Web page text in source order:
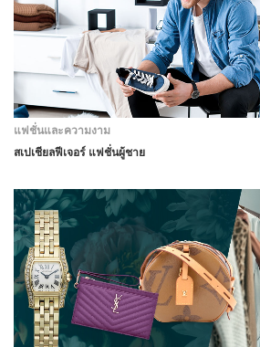
แฟชั่นและความงาม
สเปเชียลฟีเจอร์ แฟชั่นผู้ชาย